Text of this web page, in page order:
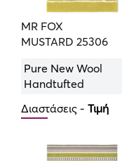
MR FOX
MUSTARD 25306
Pure New Wool
Handtufted
Διαστάσεις -Τιμή
639.00€